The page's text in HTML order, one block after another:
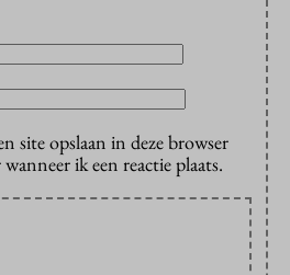
site opslaan in deze browser
ik een reactie plaats.